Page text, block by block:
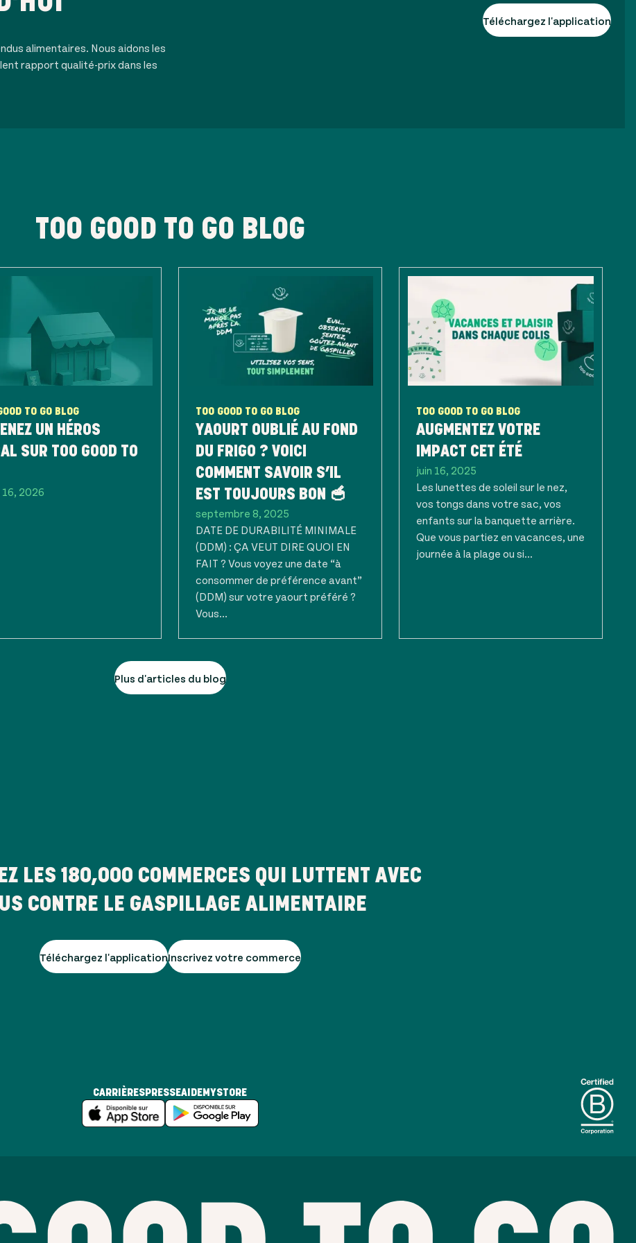
alimentaires. Nous aidons les
rapport qualité-prix dans les
Téléchargez l'application
TOO GOOD TO GO BLOG
TO GO BLOG
UN HÉROS
SUR TOO GOOD TO
2026
TOO GOOD TO GO BLOG
YAOURT OUBLIÉ AU FOND
DU FRIGO ? VOICI
COMMENT SAVOIR S’IL
EST TOUJOURS BON 🥣
septembre 8, 2025
DATE DE DURABILITÉ MINIMALE
(DDM) : ÇA VEUT DIRE QUOI EN
FAIT ? Vous voyez une date “à
consommer de préférence avant”
(DDM) sur votre yaourt préféré ?
Vous...
TOO GOOD TO GO BLOG
AUGMENTEZ VOTRE
IMPACT CET ÉTÉ
juin 16, 2025
Les lunettes de soleil sur le nez,
vos tongs dans votre sac, vos
enfants sur la banquette arrière.
Que vous partiez en vacances, une
journée à la plage ou si...
Plus d'articles du blog
LES 180,000 COMMERCES QUI LUTTENT AVEC
CONTRE LE GASPILLAGE ALIMENTAIRE
Téléchargez l'applicationInscrivez votre commerce
CARRIÈRES PRESSEAIDE MYSTORE